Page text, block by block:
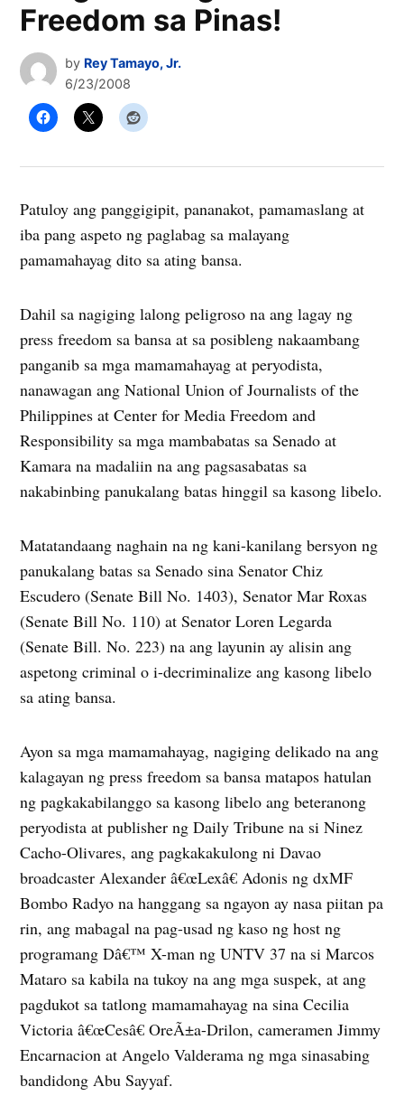
Freedom sa Pinas!
by Rey Tamayo, Jr.
6/23/2008
Patuloy ang panggigipit, pananakot, pamamaslang at
iba pang aspeto ng paglabag sa malayang
pamamahayag dito sa ating bansa.
Dahil sa nagiging lalong peligroso na ang lagay ng
press freedom sa bansa at sa posibleng nakaambang
panganib sa mga mamamahayag at peryodista,
nanawagan ang National Union of Journalists of the
Philippines at Center for Media Freedom and
Responsibility sa mga mambabatas sa Senado at
Kamara na madaliin na ang pagsasabatas sa
nakabinbing panukalang batas hinggil sa kasong libelo.
Matatandaang naghain na ng kani-kanilang bersyon ng
panukalang batas sa Senado sina Senator Chiz
Escudero (Senate Bill No. 1403), Senator Mar Roxas
(Senate Bill No. 110) at Senator Loren Legarda
(Senate Bill. No. 223) na ang layunin ay alisin ang
aspetong criminal o i-decriminalize ang kasong libelo
sa ating bansa.
Ayon sa mga mamamahayag, nagiging delikado na ang
kalagayan ng press freedom sa bansa matapos hatulan
ng pagkakabilanggo sa kasong libelo ang beteranong
peryodista at publisher ng Daily Tribune na si Ninez
Cacho-Olivares, ang pagkakakulong ni Davao
broadcaster Alexander â€œLexâ€ Adonis ng dxMF
Bombo Radyo na hanggang sa ngayon ay nasa piitan pa
rin, ang mabagal na pag-usad ng kaso ng host ng
programang Dâ€™ X-man ng UNTV 37 na si Marcos
Mataro sa kabila na tukoy na ang mga suspek, at ang
pagdukot sa tatlong mamamahayag na sina Cecilia
Victoria â€œCesâ€ OreÃ±a-Drilon, cameramen Jimmy
Encarnacion at Angelo Valderama ng mga sinasabing
bandidong Abu Sayyaf.